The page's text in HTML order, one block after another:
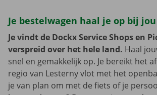
Je bestelwagen haal je op bij
Je vindt de Dockx Service Shops en
verspreid over het hele land. Haal
snel en gemakkelijk op. Je bereikt het
regio van Lesterny vlot met het
je van plan om met de fiets of je